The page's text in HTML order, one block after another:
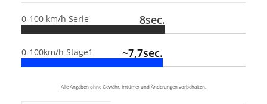
0-100 km/h Serie 8sec.
0-100km/h Stage1 ~7,7sec.
Alle Angaben ohne Gewähr, Irrtümer und Änderungen vorbehalten.